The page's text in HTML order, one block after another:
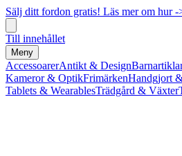
Sälj ditt fordon gratis! Läs mer om hur -
Till innehållet
Meny
AccessoarerAntikt & Design
Kameror & OptikFrimärkenHandgjort
Tablets & WearablesTrädgård & Växter